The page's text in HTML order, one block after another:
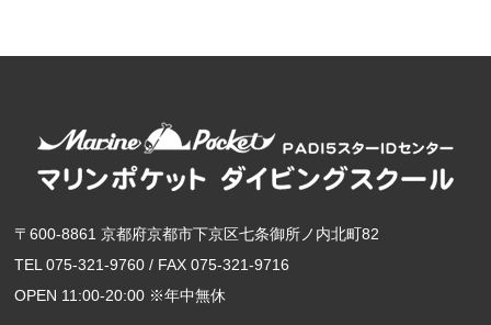
〒600-8861 京都府京都市下京区七条御所ノ内北町82
TEL 075-321-9760 / FAX 075-321-9716
OPEN 11:00-20:00 ※年中無休